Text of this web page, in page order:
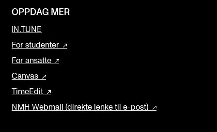
OPPDAG MER
IN.TUNE
For studenter
For ansatte
Canvas
TimeEdit
NMH Webmail (direkte lenke til e-post)